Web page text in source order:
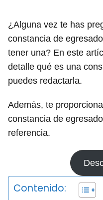
¿Alguna vez te has
constancia de
tener una? En este
detalle qué es una
puedes redactarla.
Además, te
constancia de
referencia.
Contenido: